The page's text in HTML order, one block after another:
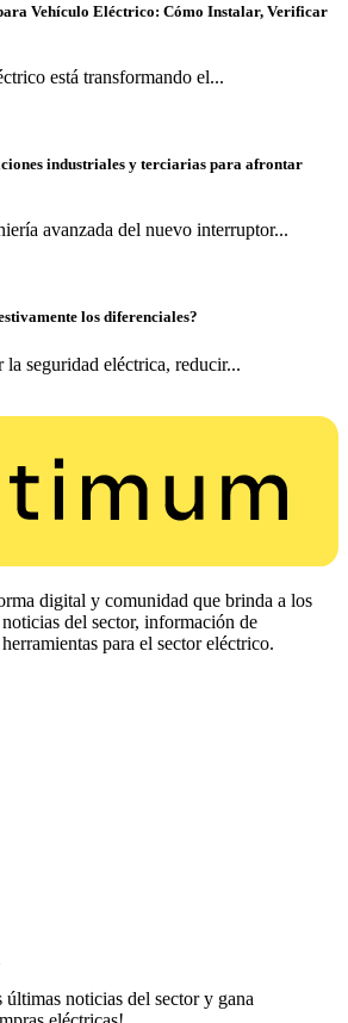
Vehículo Eléctrico: Cómo Instalar, Verificar
está transformando el...
industriales y terciarias para afrontar
avanzada del nuevo interruptor...
los diferenciales?
seguridad eléctrica, reducir...
digital y comunidad que brinda a los
del sector, información de
para el sector eléctrico.
últimas noticias del sector y gana